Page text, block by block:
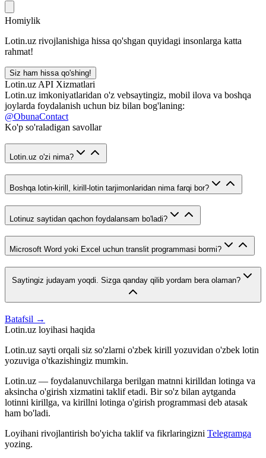
Homiylik
Lotin.uz rivojlanishiga hissa qo'shgan quyidagi insonlarga katta
rahmat!
Siz ham hissa qo'shing!
Lotin.uz API Xizmatlari
Lotin.uz imkoniyatlaridan o'z vebsaytingiz, mobil ilova va boshqa
joylarda foydalanish uchun biz bilan bog'laning:
@ObunaContact
Ko'p so'raladigan savollar
Lotin.uz o'zi nima?
Boshqa lotin-kirill, kirill-lotin tarjimonlaridan nima farqi bor?
Lotinuz saytidan qachon foydalansam bo'ladi?
Microsoft Word yoki Excel uchun translit programmasi bormi?
Saytingiz judayam yoqdi. Sizga qanday qilib yordam bera olaman?
Batafsil →
Lotin.uz loyihasi haqida
Lotin.uz sayti orqali siz so'zlarni o'zbek kirill yozuvidan o'zbek lotin
yozuviga o'tkazishingiz mumkin.
Lotin.uz — foydalanuvchilarga berilgan matnni kirilldan lotinga va
aksincha o'girish xizmatini taklif etadi. Bir so'z bilan aytganda
lotinni kirillga, va kirillni lotinga o'girish programmasi deb atasak
ham bo'ladi.
Loyihani rivojlantirish bo'yicha taklif va fikrlaringizni Telegramga
yozing.